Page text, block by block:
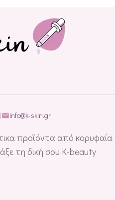
| info@k-skin.gr
προϊόντα από κορυφαία
τη δική σου K-beauty